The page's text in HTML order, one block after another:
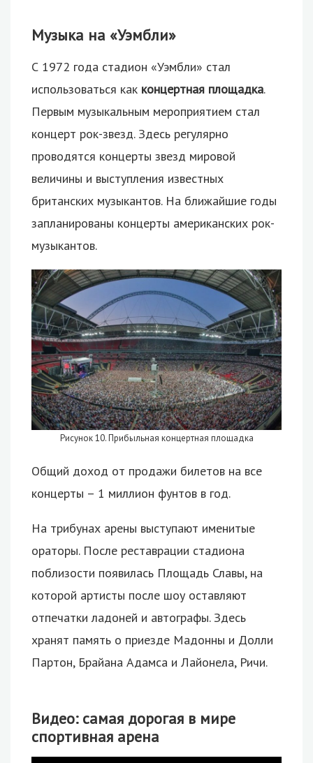
Музыка на «Уэмбли»
С 1972 года стадион «Уэмбли» стал
использоваться как концертная площадка.
Первым музыкальным мероприятием стал
концерт рок-звезд. Здесь регулярно
проводятся концерты звезд мировой
величины и выступления известных
британских музыкантов. На ближайшие годы
запланированы концерты американских рок-
музыкантов.
Рисунок 10. Прибыльная концертная площадка
Общий доход от продажи билетов на все
концерты – 1 миллион фунтов в год.
На трибунах арены выступают именитые
ораторы. После реставрации стадиона
поблизости появилась Площадь Славы, на
которой артисты после шоу оставляют
отпечатки ладоней и автографы. Здесь
хранят память о приезде Мадонны и Долли
Партон, Брайана Адамса и Лайонела, Ричи.
Видео: самая дорогая в мире
спортивная арена